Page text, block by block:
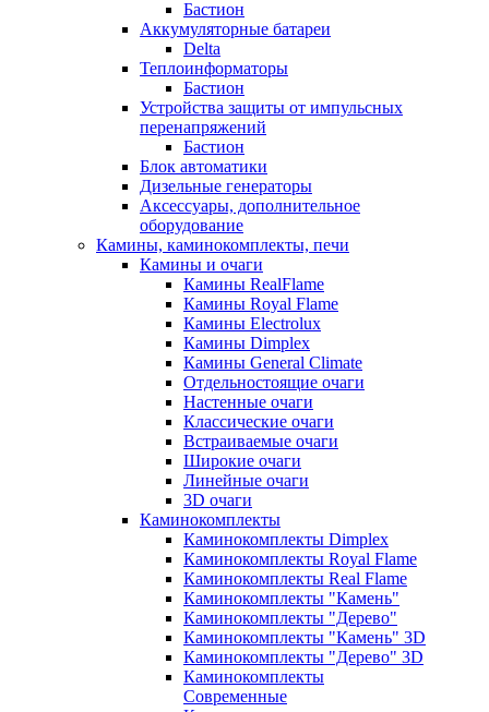
Бастион
Аккумуляторные батареи
Delta
Теплоинформаторы
Бастион
Устройства защиты от импульсных
перенапряжений
Бастион
Блок автоматики
Дизельные генераторы
Аксессуары, дополнительное
оборудование
Камины, каминокомплекты, печи
Камины и очаги
Камины RealFlame
Камины Royal Flame
Камины Electrolux
Камины Dimplex
Камины General Climate
Отдельностоящие очаги
Настенные очаги
Классические очаги
Встраиваемые очаги
Широкие очаги
Линейные очаги
3D очаги
Каминокомплекты
Каминокомплекты Dimplex
Каминокомплекты Royal Flame
Каминокомплекты Real Flame
Каминокомплекты "Камень"
Каминокомплекты "Дерево"
Каминокомплекты "Камень" 3D
Каминокомплекты "Дерево" 3D
Каминокомплекты
Современные